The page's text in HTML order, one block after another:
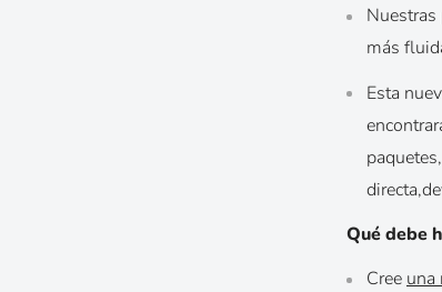
más
Esta
directa,
Qué debe
Cree una